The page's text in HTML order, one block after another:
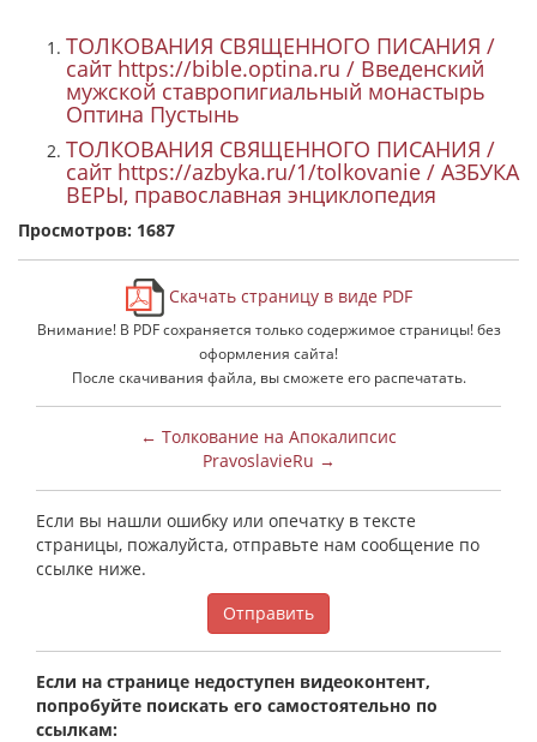
ТОЛКОВАНИЯ СВЯЩЕННОГО ПИСАНИЯ /
сайт https://bible.optina.ru / Введенский
мужской ставропигиальный монастырь
Оптина Пустынь
ТОЛКОВАНИЯ СВЯЩЕННОГО ПИСАНИЯ /
сайт https://azbyka.ru/1/tolkovanie / АЗБУКА
ВЕРЫ, православная энциклопедия
Просмотров: 1687
Скачать страницу в виде PDF
Внимание! В PDF сохраняется только содержимое страницы! без
оформления сайта!
После скачивания файла, вы сможете его распечатать.
← Толкование на Апокалипсис
PravoslavieRu →
Если вы нашли ошибку или опечатку в тексте
страницы, пожалуйста, отправьте нам сообщение по
ссылке ниже.
Отправить
Если на странице недоступен видеоконтент,
попробуйте поискать его самостоятельно по
ссылкам: